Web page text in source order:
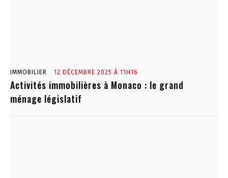
IMMOBILIER 12 DÉCEMBRE 2025 À 11H16
Activités immobilières à Monaco : le grand
ménage législatif